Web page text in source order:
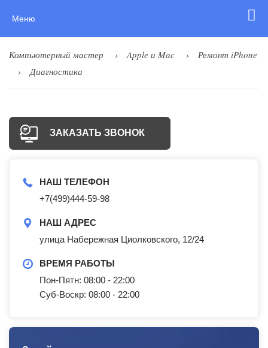
Меню
Компьютерный мастер Apple и Mac
Ремонт iPhone
Диагностика
ЗАКАЗАТЬ ЗВОНОК
НАШ ТЕЛЕФОН
+7(499)444-59-98
НАШ АДРЕС
улица Набережная Циолковского, 12/24
ВРЕМЯ РАБОТЫ
Пон-Пятн: 08:00 - 22:00
Суб-Воскр: 08:00 - 22:00